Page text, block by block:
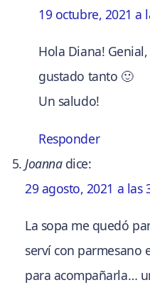
19 octubre, 2021 a
Hola Diana!
gustado tanto 🙂
Un saludo!
Responder
Joanna dice:
29 agosto, 2021 a las
La sopa me quedó
serví con parmesano
para acompañarla…